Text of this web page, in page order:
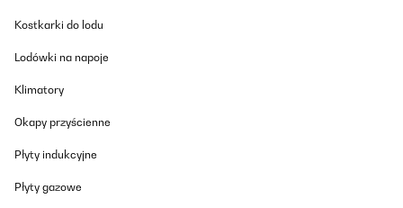
Kostkarki do lodu
Lodówki na napoje
Klimatory
Okapy przyścienne
Płyty indukcyjne
Płyty gazowe